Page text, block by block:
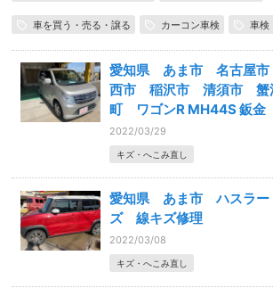
車を買う・売る・譲る カーコン車検 車検
愛知県 あま市 名古屋
西市 稲沢市 清須市 蟹
町 ワゴンR MH44S 鈑
2022/03/29
キズ・へこみ直し
愛知県 あま市 ハスラ
ズ 線キズ修理
2022/03/08
キズ・へこみ直し